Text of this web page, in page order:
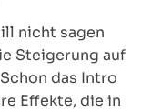
nicht sagen
Steigerung auf
das Intro
Effekte, die in